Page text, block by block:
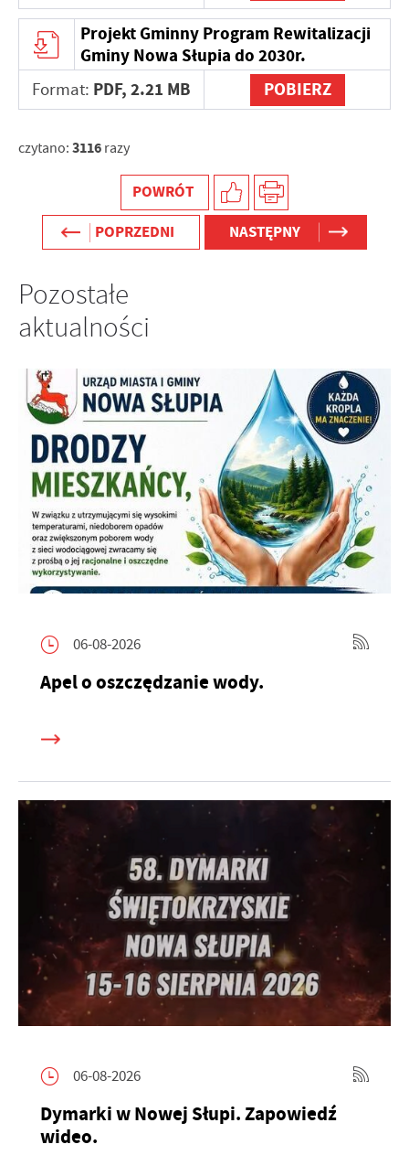
Projekt Gminny Program Rewitalizacji
Gminy Nowa Słupia do 2030r.
Format: PDF, 2.21 MB POBIERZ
czytano: 3116 razy
POWRÓT
POPRZEDNI
NASTĘPNY
Pozostałe
aktualności
06-08-2026
Apel o oszczędzanie wody.
06-08-2026
Dymarki w Nowej Słupi. Zapowiedź
wideo.
internetowej. Treści promocyjne mogą pojawić się na
stronach podmiotów trzecich lub firm będących naszymi
partnerami oraz innych dostawców usług. Firmy te działają
w charakterze pośredników prezentujących nasze treści w
postaci wiadomości, ofert, komunikatów mediów
społecznościowych.